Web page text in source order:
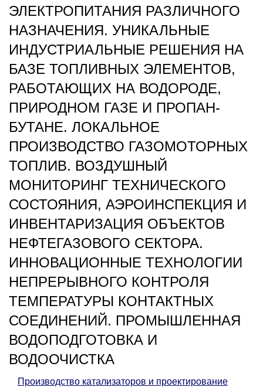
ЭЛЕКТРОПИТАНИЯ РАЗЛИЧНОГО
НАЗНАЧЕНИЯ. УНИКАЛЬНЫЕ
ИНДУСТРИАЛЬНЫЕ РЕШЕНИЯ НА
БАЗЕ ТОПЛИВНЫХ ЭЛЕМЕНТОВ,
РАБОТАЮЩИХ НА ВОДОРОДЕ,
ПРИРОДНОМ ГАЗЕ И ПРОПАН-
БУТАНЕ. ЛОКАЛЬНОЕ
ПРОИЗВОДСТВО ГАЗОМОТОРНЫХ
ТОПЛИВ. ВОЗДУШНЫЙ
МОНИТОРИНГ ТЕХНИЧЕСКОГО
СОСТОЯНИЯ, АЭРОИНСПЕКЦИЯ И
ИНВЕНТАРИЗАЦИЯ ОБЪЕКТОВ
НЕФТЕГАЗОВОГО СЕКТОРА.
ИННОВАЦИОННЫЕ ТЕХНОЛОГИИ
НЕПРЕРЫВНОГО КОНТРОЛЯ
ТЕМПЕРАТУРЫ КОНТАКТНЫХ
СОЕДИНЕНИЙ. ПРОМЫШЛЕННАЯ
ВОДОПОДГОТОВКА И
ВОДООЧИСТКА
Производство катализаторов и проектирование